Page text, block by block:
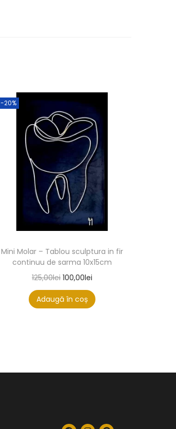
-20%
Mini Molar – Tablou sculptura in fir
continuu de sarma 10x15cm
125,00lei 100,00lei
Adaugă în coș